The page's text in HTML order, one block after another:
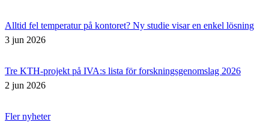
Alltid fel temperatur på kontoret? Ny studie visar en enkel lösning
3 jun 2026
Tre KTH-projekt på IVA:s lista för forskningsgenomslag 2026
2 jun 2026
Fler nyheter